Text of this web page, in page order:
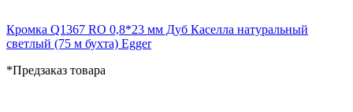
Кромка Q1367 RO 0,8*23 мм Дуб Каселла натуральный
светлый (75 м бухта) Egger
*Предзаказ товара